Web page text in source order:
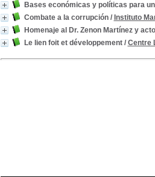
Bases económicas y políticas para
Combate a la corrupción/ Instituto
Homenaje al Dr. Zenon Martínez y
Le lien foit et développement/ Centre